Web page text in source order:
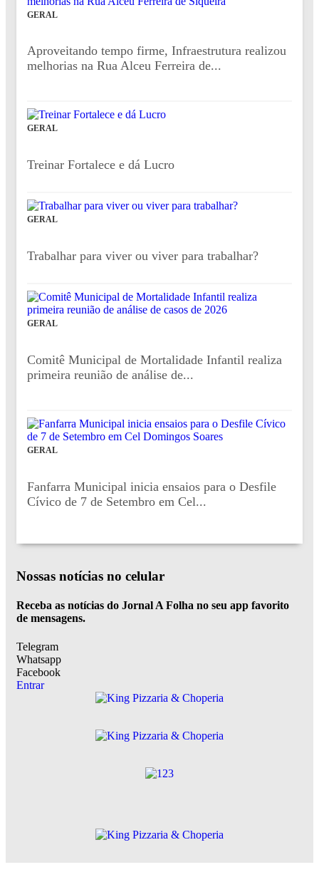
GERAL
Aproveitando tempo firme, Infraestrutura realizou
melhorias na Rua Alceu Ferreira de...
GERAL
Treinar Fortalece e dá Lucro
GERAL
Trabalhar para viver ou viver para trabalhar?
GERAL
Comitê Municipal de Mortalidade Infantil realiza
primeira reunião de análise de...
GERAL
Fanfarra Municipal inicia ensaios para o Desfile
Cívico de 7 de Setembro em Cel...
Nossas notícias no celular
Receba as notícias do Jornal A Folha no seu app favorito
de mensagens.
Telegram
Whatsapp
Facebook
Entrar